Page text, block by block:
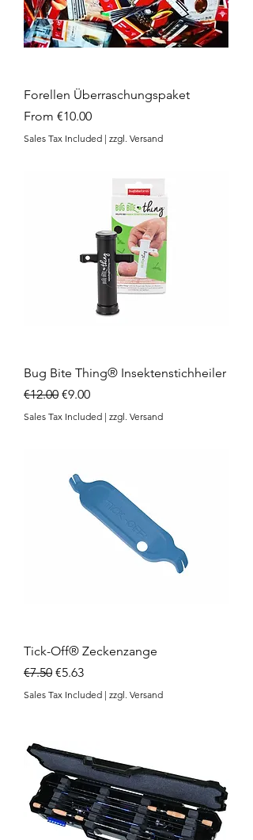
Forellen Überraschungspaket
From €10.00
Sale Price
Sales Tax Included | zzgl. Versand
Bug Bite Thing® Insektenstichheiler
Regular Price
€12.00 Sale Price
€9.00
Sales Tax Included | zzgl. Versand
Tick-Off® Zeckenzange
Regular Price
€7.50 Sale Price
€5.63
Sales Tax Included | zzgl. Versand